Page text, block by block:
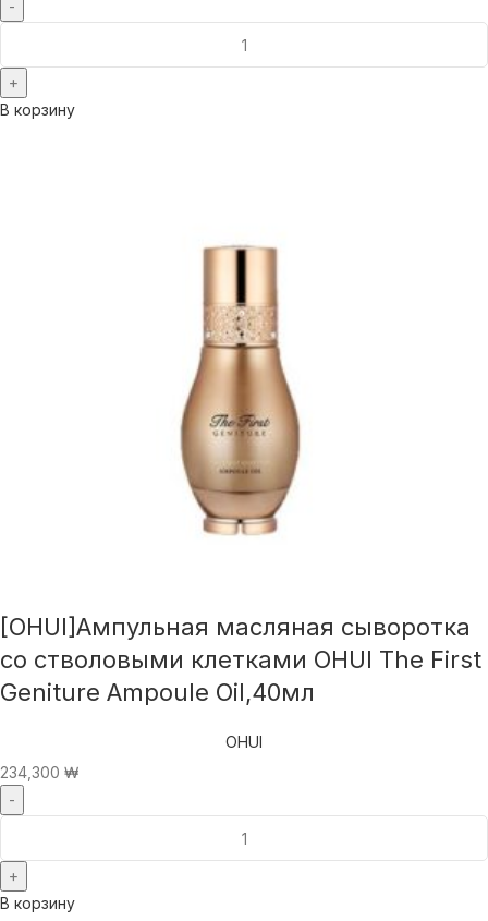
В корзину
[OHUI]Ампульная масляная сыворотка
со стволовыми клетками OHUI The First
Geniture Ampoule Oil,40мл
OHUI
234,300 ₩
В корзину